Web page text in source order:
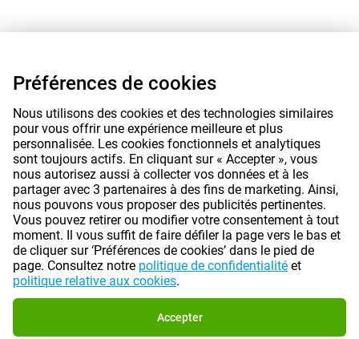
Préférences de cookies
Nous utilisons des cookies et des technologies similaires
pour vous offrir une expérience meilleure et plus
personnalisée. Les cookies fonctionnels et analytiques
sont toujours actifs. En cliquant sur « Accepter », vous
nous autorisez aussi à collecter vos données et à les
partager avec 3 partenaires à des fins de marketing. Ainsi,
nous pouvons vous proposer des publicités pertinentes.
Vous pouvez retirer ou modifier votre consentement à tout
moment. Il vous suffit de faire défiler la page vers le bas et
de cliquer sur ‘Préférences de cookies’ dans le pied de
page. Consultez notre politique de confidentialité et
politique relative aux cookies.
Accepter